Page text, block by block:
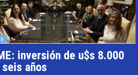
inversión de u$s 8.000
años